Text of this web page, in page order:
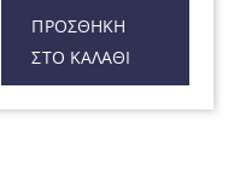
ΠΡΟΣΘΉΚΗ
ΣΤΟ ΚΑΛΆΘΙ